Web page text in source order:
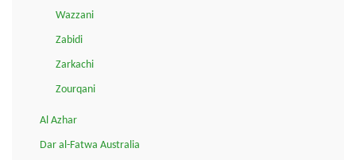
Wazzani
Zabidi
Zarkachi
Zourqani
Al Azhar
Dar al-Fatwa Australia